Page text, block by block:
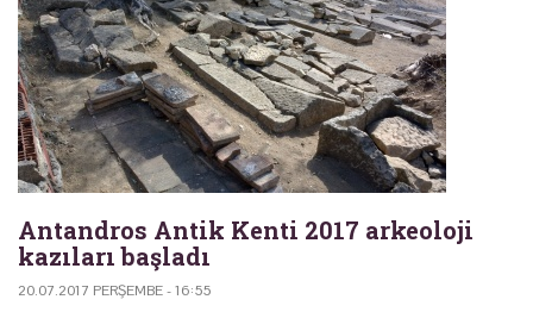
Antandros Antik Kenti 2017 arkeoloji
kazıları başladı
20.07.2017 PERŞEMBE - 16:55